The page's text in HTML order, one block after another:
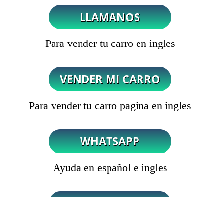
Para vender tu carro en ingles
Para vender tu carro pagina en ingles
Ayuda en español e ingles